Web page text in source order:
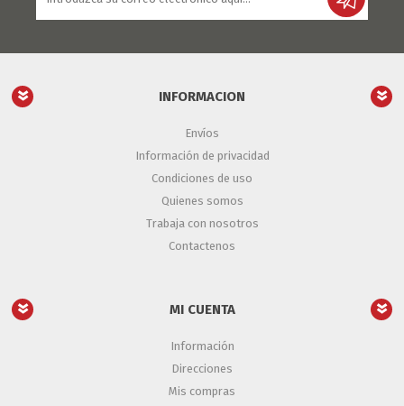
INFORMACION
Envíos
Información de privacidad
Condiciones de uso
Quienes somos
Trabaja con nosotros
Contactenos
MI CUENTA
Información
Direcciones
Mis compras